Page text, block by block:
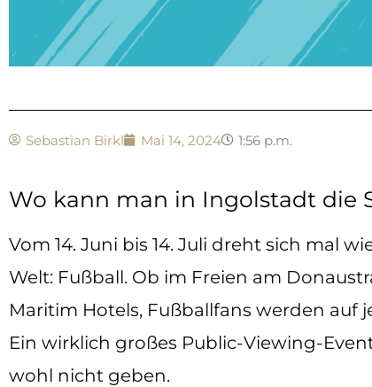
Sebastian Birkl Mai 14, 2024 1:56 p.m.
Wo kann man in Ingolstadt die
Vom 14. Juni bis 14. Juli dreht sich mal
Welt: Fußball. Ob im Freien am
Maritim Hotels, Fußballfans werden auf
Ein wirklich großes Public-Viewing-
wohl nicht geben.